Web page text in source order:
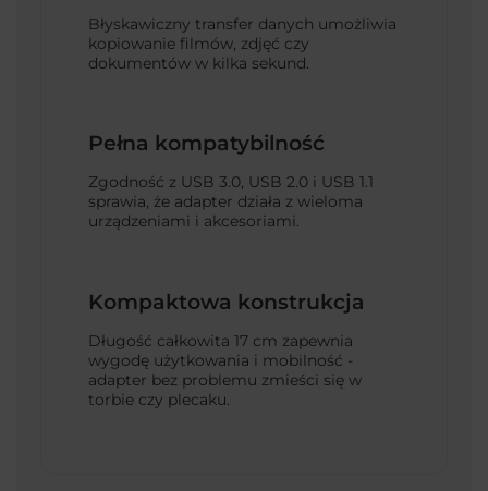
Błyskawiczny transfer danych umożliwia
kopiowanie filmów, zdjęć czy
dokumentów w kilka sekund.
Pełna kompatybilność
Zgodność z USB 3.0, USB 2.0 i USB 1.1
sprawia, że adapter działa z wieloma
urządzeniami i akcesoriami.
Kompaktowa konstrukcja
Długość całkowita 17 cm zapewnia
wygodę użytkowania i mobilność -
adapter bez problemu zmieści się w
torbie czy plecaku.